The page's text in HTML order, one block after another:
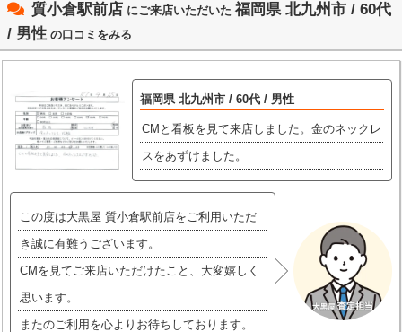
質小倉駅前店 にご来店いただいた 福岡県 北九州市 / 60代
/ 男性 の口コミをみる
福岡県 北九州市 / 60代 / 男性
CMと看板を見て来店しました。金のネックレ
スをあずけました。
この度は大黒屋 質小倉駅前店をご利用いただ
き誠に有難うございます。
CMを見てご来店いただけたこと、大変嬉しく
思います。
またのご利用を心よりお待ちしております。